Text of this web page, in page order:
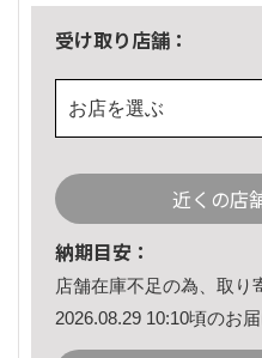
受け取り店舗：
お店を選ぶ
近くの店
納期目安：
店舗在庫不足の為、取り
2026.08.29 10:10頃のお届